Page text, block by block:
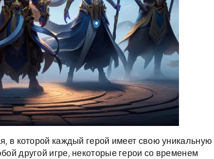
в которой каждый герой имеет свою уникальную
другой игре, некоторые герои со временем